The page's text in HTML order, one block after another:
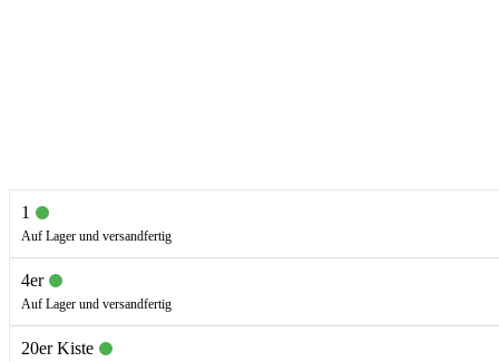
1
Auf Lager und versandfertig
4er
Auf Lager und versandfertig
20er Kiste